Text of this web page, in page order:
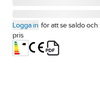
Logga in för att se saldo och
pris